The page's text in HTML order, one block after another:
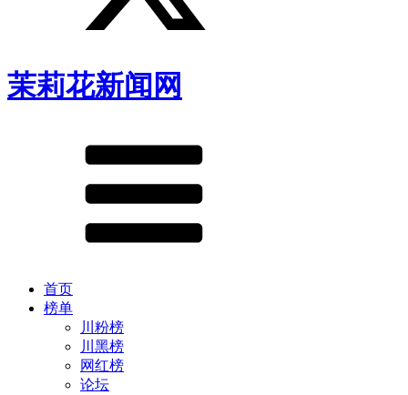
茉莉花新闻网
首页
榜单
川粉榜
川黑榜
网红榜
论坛